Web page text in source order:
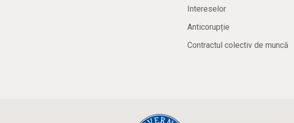
Intereselor
Anticorupție
Contractul colectiv de muncă